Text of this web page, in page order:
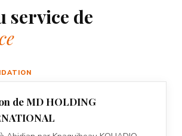
service de
de MD HOLDING